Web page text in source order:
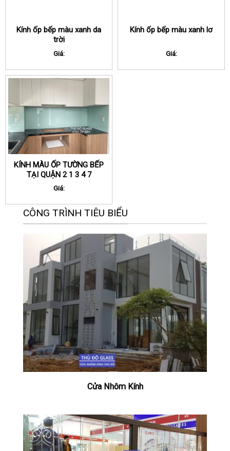
Kính ốp bếp màu xanh da
trời
Giá:
Kính ốp bếp màu xanh lơ
Giá:
KÍNH MÀU ỐP TƯỜNG BẾP
TẠI QUẬN 2 1 3 4 7
TPHCM
Giá:
CÔNG TRÌNH TIÊU BIỂU
Cửa Nhôm Kính